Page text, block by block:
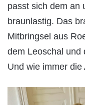
passt sich dem an
braunlastig. Das
Mitbringsel aus
dem Leoschal und
Und wie immer